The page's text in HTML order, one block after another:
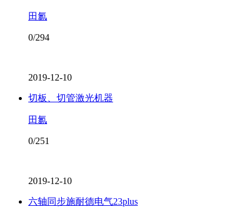
田氱
0/294
2019-12-10
切板、切管激光机器
田氱
0/251
2019-12-10
六轴同步施耐德电气23plus